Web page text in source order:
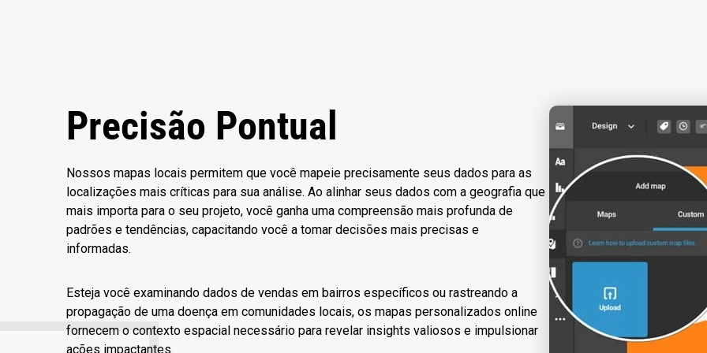
Precisão Pontual
Nossos mapas locais permitem que você mapeie precisamente seus dados para as
localizações mais críticas para sua análise. Ao alinhar seus dados com a geografia que
mais importa para o seu projeto, você ganha uma compreensão mais profunda de
padrões e tendências, capacitando você a tomar decisões mais precisas e
informadas.
Esteja você examinando dados de vendas em bairros específicos ou rastreando a
propagação de uma doença em comunidades locais, os mapas personalizados online
fornecem o contexto espacial necessário para revelar insights valiosos e impulsionar
ações impactantes.